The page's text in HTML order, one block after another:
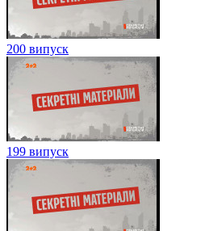
200 випуск
199 випуск